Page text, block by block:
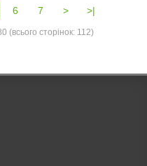
6 7 > >|
(всього сторінок: 112)